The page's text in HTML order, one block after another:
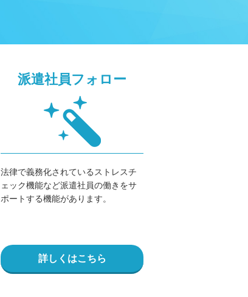
派遣社員フォロー
法律で義務化されているストレスチ
ェック機能など派遣社員の働きをサ
ポートする機能があります。
詳しくはこちら